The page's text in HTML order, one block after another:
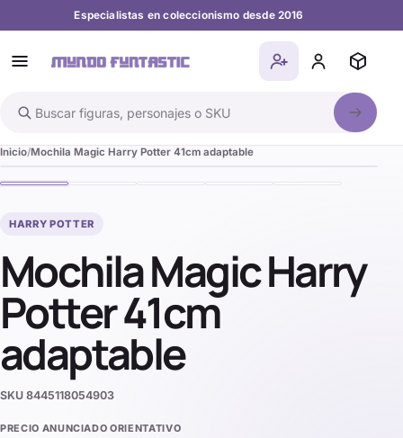
Especialistas en coleccionismo desde 2016
Buscar en el catálogo
Inicio Mochila Magic Harry Potter 41cm adaptable
HARRY POTTER
Mochila Magic Harry
Potter 41cm
adaptable
SKU 8445118054903
PRECIO ANUNCIADO ORIENTATIVO